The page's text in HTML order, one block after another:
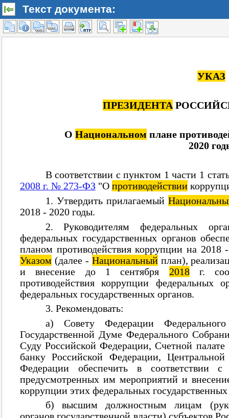
Текст документа: